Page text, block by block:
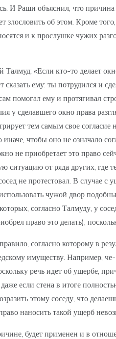
И Раши объяснил, что
злословить об этом. Кроме
и к прослушке чужих
«Если кто-то делает
сказать ему: ты потрудился и
помогал ему и протягивал
у сделавшего окно права
тем самым свое
чтобы оно не означало
не приобретает это право
ситуацию от ряда других, где
не протестовал. В случае с
чужой двор
согласно Талмуду, у
право это делать),
согласно которому в
имуществу. Например,
речь идет об ущербе,
если стена в итоге
этому соседу, что
наносить такой ущерб
будет применен и в